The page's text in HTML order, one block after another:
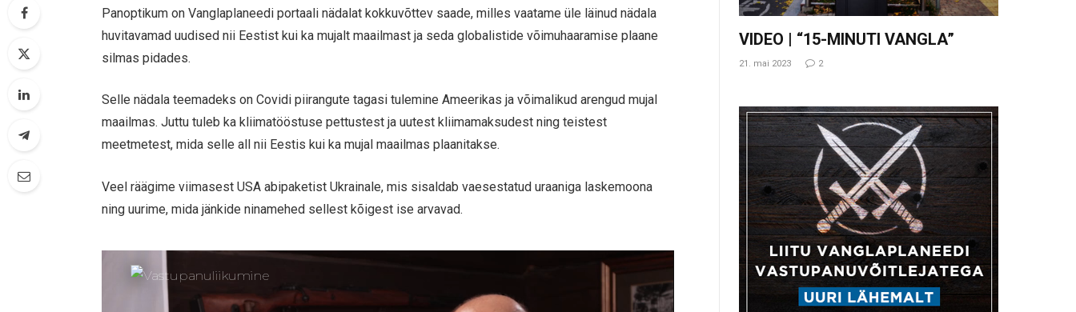
Panoptikum on Vanglaplaneedi portaali nädalat kokkuvõttev saade, milles vaatame üle läinud nädala
huvitavamad uudised nii Eestist kui ka mujalt maailmast ja seda globalistide võimuhaaramise plaane
silmas pidades.
Selle nädala teemadeks on Covidi piirangute tagasi tulemine Ameerikas ja võimalikud arengud mujal
maailmas. Juttu tuleb ka kliimatööstuse pettustest ja uutest kliimamaksudest ning teistest
meetmetest, mida selle all nii Eestis kui ka mujal maailmas plaanitakse.
Veel räägime viimasest USA abipaketist Ukrainale, mis sisaldab vaesestatud uraaniga laskemoona
ning uurime, mida jänkide ninamehed sellest kõigest ise arvavad.
VIDEO | “15-MINUTI VANGLA”
21. mai 2023 2